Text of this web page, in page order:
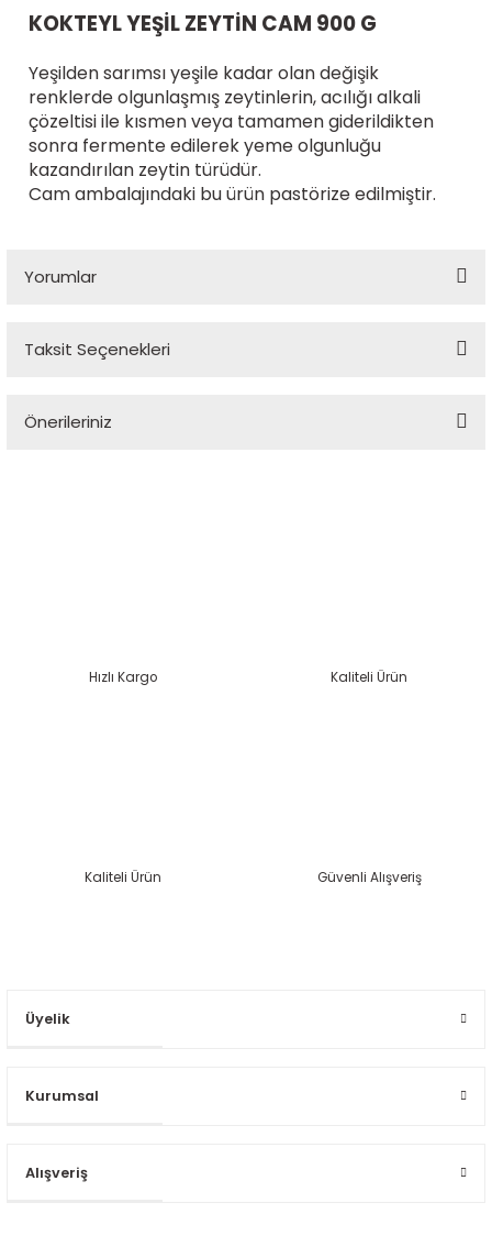
KOKTEYL YEŞİL ZEYTİN CAM 900 G
Yeşilden sarımsı yeşile kadar olan değişik
renklerde olgunlaşmış zeytinlerin, acılığı alkali
çözeltisi ile kısmen veya tamamen giderildikten
sonra fermente edilerek yeme olgunluğu
kazandırılan zeytin türüdür.
Cam ambalajındaki bu ürün pastörize edilmiştir.
Yorumlar
Taksit Seçenekleri
Önerileriniz
Hızlı Kargo Kaliteli Ürün
Kaliteli Ürün Güvenli Alışveriş
Üyelik
Kurumsal
Alışveriş